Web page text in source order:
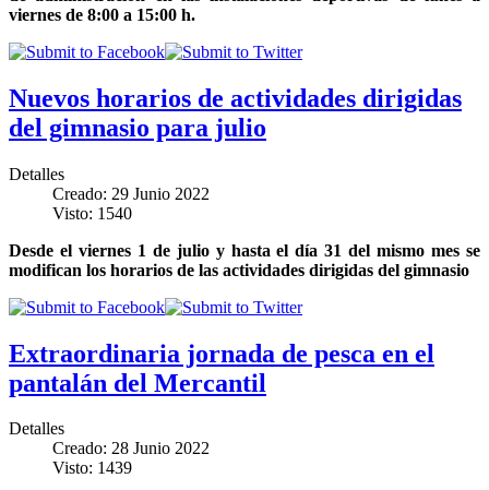
viernes de 8:00 a 15:00 h.
Nuevos horarios de actividades dirigidas
del gimnasio para julio
Detalles
Creado: 29 Junio 2022
Visto: 1540
Desde el viernes 1 de julio y hasta el día 31 del mismo mes se
modifican los horarios de las actividades dirigidas del gimnasio
Extraordinaria jornada de pesca en el
pantalán del Mercantil
Detalles
Creado: 28 Junio 2022
Visto: 1439